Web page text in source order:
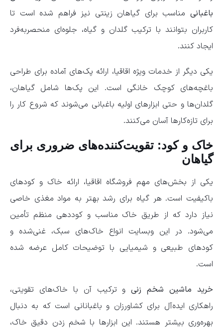
باغبانی مناسب برای گیاهان زینتی نیز فراهم شده است تا
کاربران بتوانند با ترکیب گلدان و گیاه، جلوه‌ای منحصربه‌فرد
ایجاد کنند.
یکی دیگر از خدمات ویژه اقاقیا، ارائه پک‌های آماده برای طراحی
باغچه‌های کوچک خانگی است. این پک‌ها شامل گیاهان،
گلدان‌ها و حتی ابزارهای اولیه باغبانی می‌شوند که شروع کار را
برای تازه‌کارها آسان می‌کنند.
خاک و کود: تقویت‌کننده‌های ضروری برای
گیاهان
یکی از بخش‌های مهم فروشگاه اقاقیا، ارائه خاک و کودهای
باکیفیت است. هر گیاه برای رشد بهتر به مواد مغذی خاصی
نیاز دارد که از طریق خاک مناسب و کوددهی منظم تأمین
می‌شود. در این وبسایت انواع خاک‌های سبک، غنی‌شده و
کودهای طبیعی و شیمیایی با توضیحات کامل عرضه شده
است.
خرید ماشین شخم زنیو ترکیب آن با خاک‌های تقویتی،
راهکاری ایده‌آل برای کشاورزان و باغبانانی است که به دنبال
بهره‌وری بیشتر هستند. این ابزارها با شخم زدن دقیق خاک،